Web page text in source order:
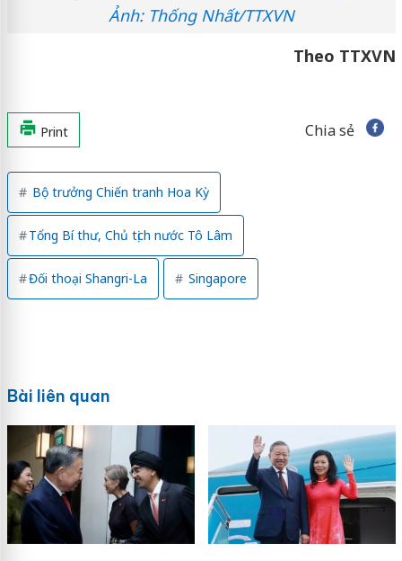
Ảnh: Thống Nhất/TTXVN
Theo TTXVN
Print Chia sẻ
Bộ trưởng Chiến tranh Hoa Kỳ
Tổng Bí thư, Chủ tịch nước Tô Lâm
Đối thoại Shangri-La Singapore
Bài liên quan